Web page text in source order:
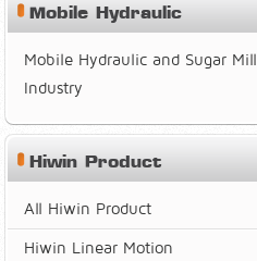
Mobile Hydraulic
Mobile Hydraulic and Sugar Mill
Industry
Hiwin Product
All Hiwin Product
Hiwin Linear Motion